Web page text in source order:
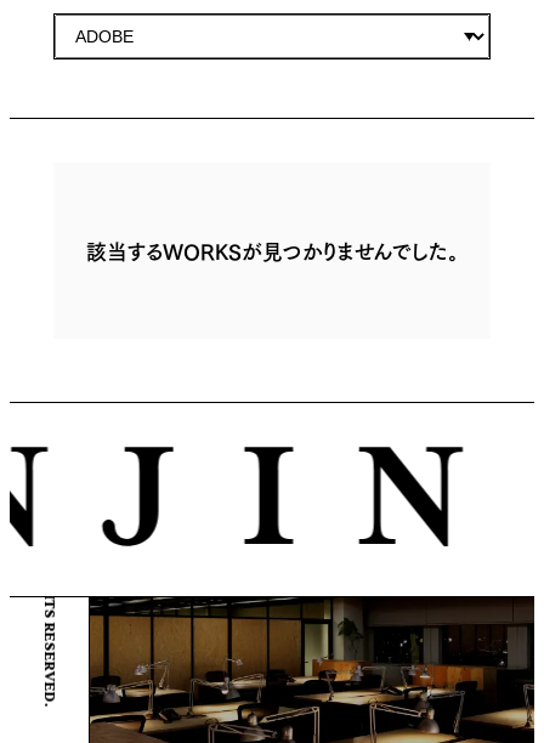
該当するWORKSが見つかりませんでした。
© ENJIN Inc. ALL RIGHTS RESERVED.